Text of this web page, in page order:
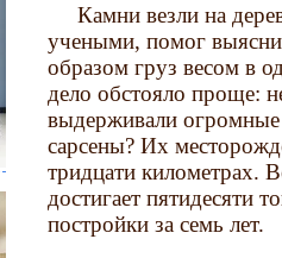
Камни везли на
учеными, помог
образом груз весом в
дело обстояло проще:
выдерживали огромные
сарсены? Их
тридцати километрах.
достигает пятидесяти
постройки за семь лет.